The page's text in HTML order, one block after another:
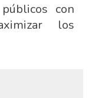
con
los